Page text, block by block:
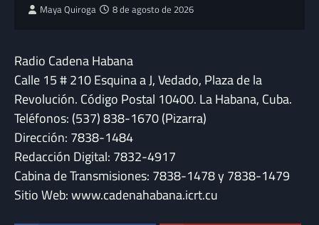
Maya Quiroga 8 de agosto de 2026
Radio Cadena Habana
Calle 15 # 210 Esquina a J, Vedado, Plaza de la
Revolución. Código Postal 10400. La Habana, Cuba.
Teléfonos: (537) 838-1670 (Pizarra)
Dirección: 7838-1484
Redacción Digital: 7832-4917
Cabina de Transmisiones: 7838-1478 y 7838-1479
Sitio Web: www.cadenahabana.icrt.cu